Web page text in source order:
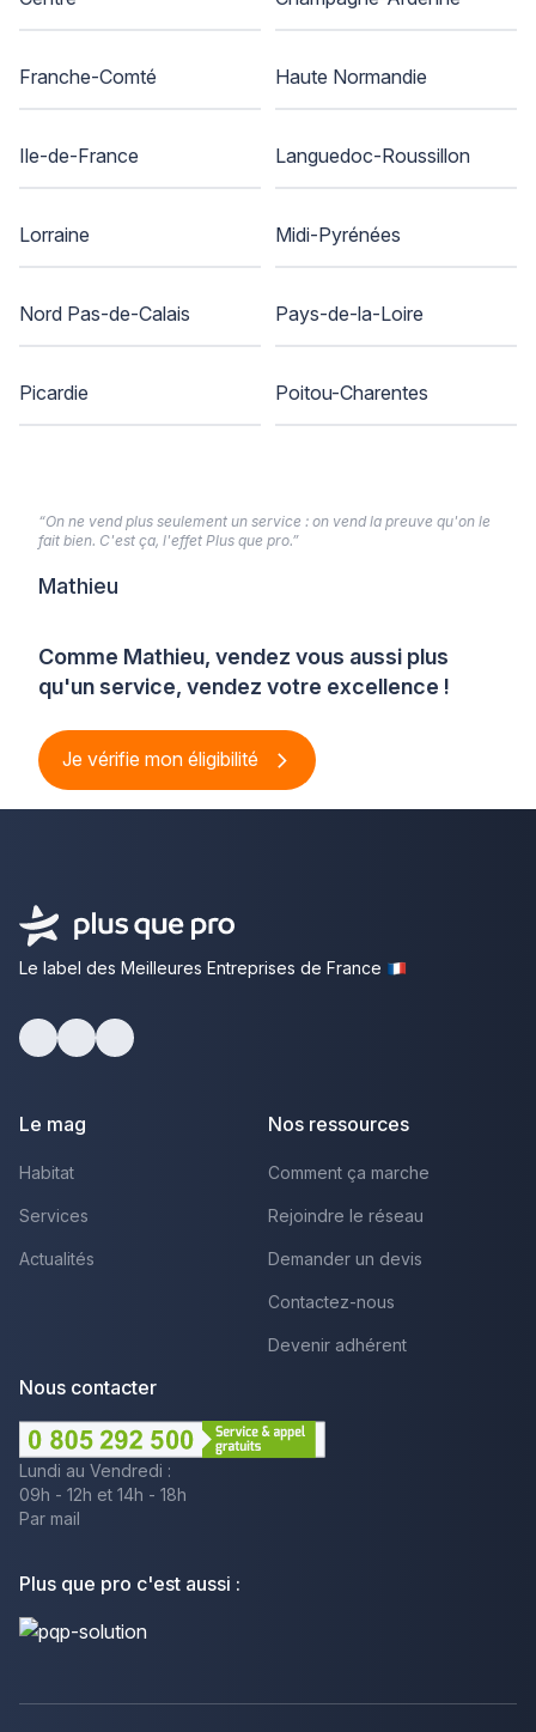
Franche-Comté Haute Normandie
Ile-de-France Languedoc-Roussillon
Lorraine Midi-Pyrénées
Nord Pas-de-Calais Pays-de-la-Loire
Picardie Poitou-Charentes
Comme Mathieu, vendez vous aussi plus
qu'un service, vendez votre excellence !
Je vérifie mon éligibilité
“On ne vend plus seulement un service : on vend la preuve qu'on le
fait bien. C'est ça, l'effet Plus que pro.”
Mathieu
Le label des Meilleures Entreprises de France
Le mag
Habitat
Services
Actualités
Nos ressources
Comment ça marche
Rejoindre le réseau
Demander un devis
Contactez-nous
Devenir adhérent
Nous contacter
Lundi au Vendredi :
09h - 12h et 14h - 18h
Par mail
Plus que pro c'est aussi :